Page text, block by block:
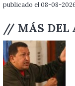
publicado el 08-08-
// MÁS DEL